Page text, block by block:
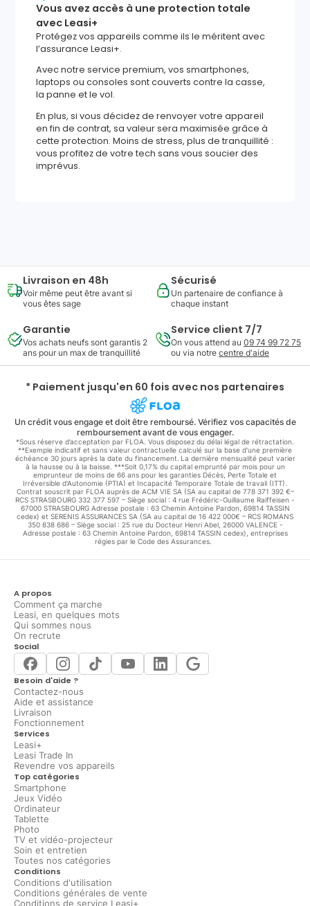
Vous avez accès à une protection totale
avec Leasi+
Protégez vos appareils comme ils le méritent avec
l’assurance Leasi+.
Avec notre service premium, vos smartphones,
laptops ou consoles sont couverts contre la casse,
la panne et le vol.
En plus, si vous décidez de renvoyer votre appareil
en fin de contrat, sa valeur sera maximisée grâce à
cette protection. Moins de stress, plus de tranquillité :
vous profitez de votre tech sans vous soucier des
imprévus.
Livraison en 48h
Voir même peut être avant si
vous êtes sage
Sécurisé
Un partenaire de confiance à
chaque instant
Garantie
Vos achats neufs sont garantis 2
ans pour un max de tranquillité
Service client 7/7
On vous attend au 09 74 99 72 75
ou via notre centre d'aide
* Paiement jusqu'en 60 fois avec nos partenaires
Un crédit vous engage et doit être remboursé. Vérifiez vos capacités de
remboursement avant de vous engager.
*Sous réserve d’acceptation par FLOA. Vous disposez du délai légal de rétractation.
**Exemple indicatif et sans valeur contractuelle calculé sur la base d'une première
échéance 30 jours après la date du financement. La dernière mensualité peut varier
à la hausse ou à la baisse. ***Soit 0,17% du capital emprunté par mois pour un
emprunteur de moins de 66 ans pour les garanties Décès, Perte Totale et
Irréversible d'Autonomie (PTIA) et Incapacité Temporaire Totale de travail (ITT).
Contrat souscrit par FLOA auprès de ACM VIE SA (SA au capital de 778 371 392 €–
RCS STRASBOURG 332 377 597 – Siège social : 4 rue Frédéric-Guillaume Raiffeisen -
67000 STRASBOURG Adresse postale : 63 Chemin Antoine Pardon, 69814 TASSIN
cedex) et SERENIS ASSURANCES SA (SA au capital de 16 422 000€ – RCS ROMANS
350 838 686 – Siège social : 25 rue du Docteur Henri Abel, 26000 VALENCE -
Adresse postale : 63 Chemin Antoine Pardon, 69814 TASSIN cedex), entreprises
régies par le Code des Assurances.
A propos
Comment ça marche
Leasi, en quelques mots
Qui sommes nous
On recrute
Social
Besoin d'aide ?
Contactez-nous
Aide et assistance
Livraison
Fonctionnement
Services
Leasi+
Leasi Trade In
Revendre vos appareils
Top catégories
Smartphone
Jeux Vidéo
Ordinateur
Tablette
Photo
TV et vidéo-projecteur
Soin et entretien
Toutes nos catégories
Conditions
Conditions d'utilisation
Conditions générales de vente
Conditions de service Leasi+